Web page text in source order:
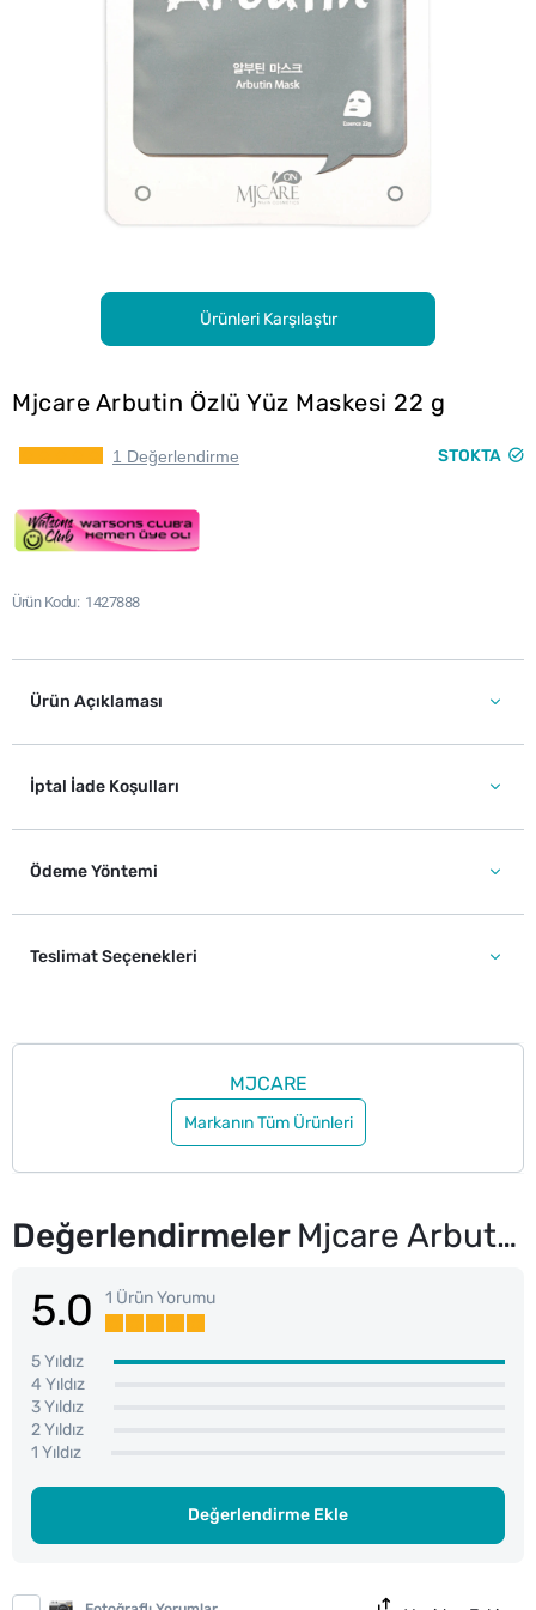
Ürünleri Karşılaştır
Mjcare Arbutin Özlü Yüz Maskesi 22 g
1 Değerlendirme STOKTA
Ürün Kodu 1427888
Ürün Açıklaması
İptal İade Koşulları
Ödeme Yöntemi
Teslimat Seçenekleri
MJCARE
Markanın Tüm Ürünleri
Değerlendirmeler Mjcare Arbutin Özlü Yüz Maskesi 22 g
5.0 1 Ürün Yorumu
5 Yıldız
4 Yıldız
3 Yıldız
2 Yıldız
1 Yıldız
Değerlendirme Ekle